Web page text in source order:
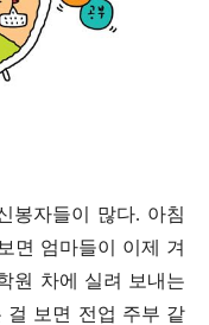
봉자들이 많다. 아침
면 엄마들이 이제 겨
원 차에 실려 보내는
걸 보면 전업 주부 같